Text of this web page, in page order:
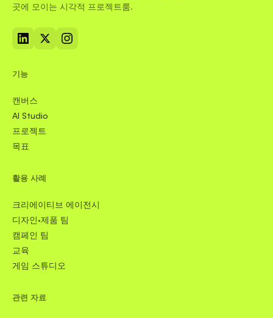
곳에 모이는 시각적 프로젝트룸.
기능
캔버스
AI Studio
프로젝트
목표
활용 사례
크리에이티브 에이전시
디자인·제품 팀
캠페인 팀
교육
게임 스튜디오
관련 자료